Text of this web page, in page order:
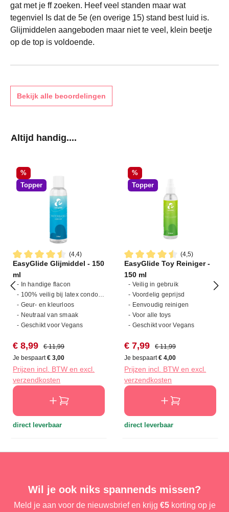
gat met je ff zoeken. Heef veel standen maar wat
tegenviel Is dat de 5e (en overige 15) stand best luid is.
Glijmiddelen aangeboden maar niet te veel, klein beetje
op de top is voldoende.
Bekijk alle beoordelingen
Productgalerij overslaan
Altijd handig....
Korting
%
Topper
(4,4)
Gemiddelde waardering van 4.4 van 5 sterren
EasyGlide Glijmiddel - 150
ml
- In handige flacon
- 100% veilig bij latex condooms
- Geur- en kleurloos
- Neutraal van smaak
- Geschikt voor Vegans
Verkoopprijs:
€ 8,99 Normale prijs:
€ 11,99
Je bespaart€ 3,00
Prijzen incl. BTW en excl.
verzendkosten
direct leverbaar
Korting
%
Topper
(4,5)
Gemiddelde waardering van
EasyGlide Toy Reiniger -
150 ml
- Veilig in gebruik
- Voordelig geprijsd
- Eenvoudig reinigen
- Voor alle toys
- Geschikt voor Vegans
Verkoopprijs:
€ 7,99 Normale prijs:
€ 11,99
Je bespaart€ 4,00
Prijzen incl. BTW en excl.
verzendkosten
direct leverbaar
Wil je ook niks spannends missen?
Meld je aan voor de nieuwsbrief en krijg €5korting op je